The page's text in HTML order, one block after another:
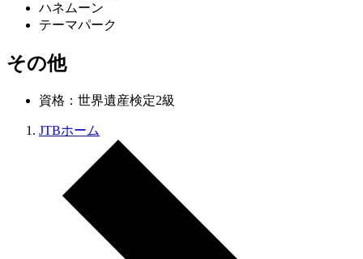
ハネムーン
テーマパーク
その他
資格：世界遺産検定2級
JTBホーム